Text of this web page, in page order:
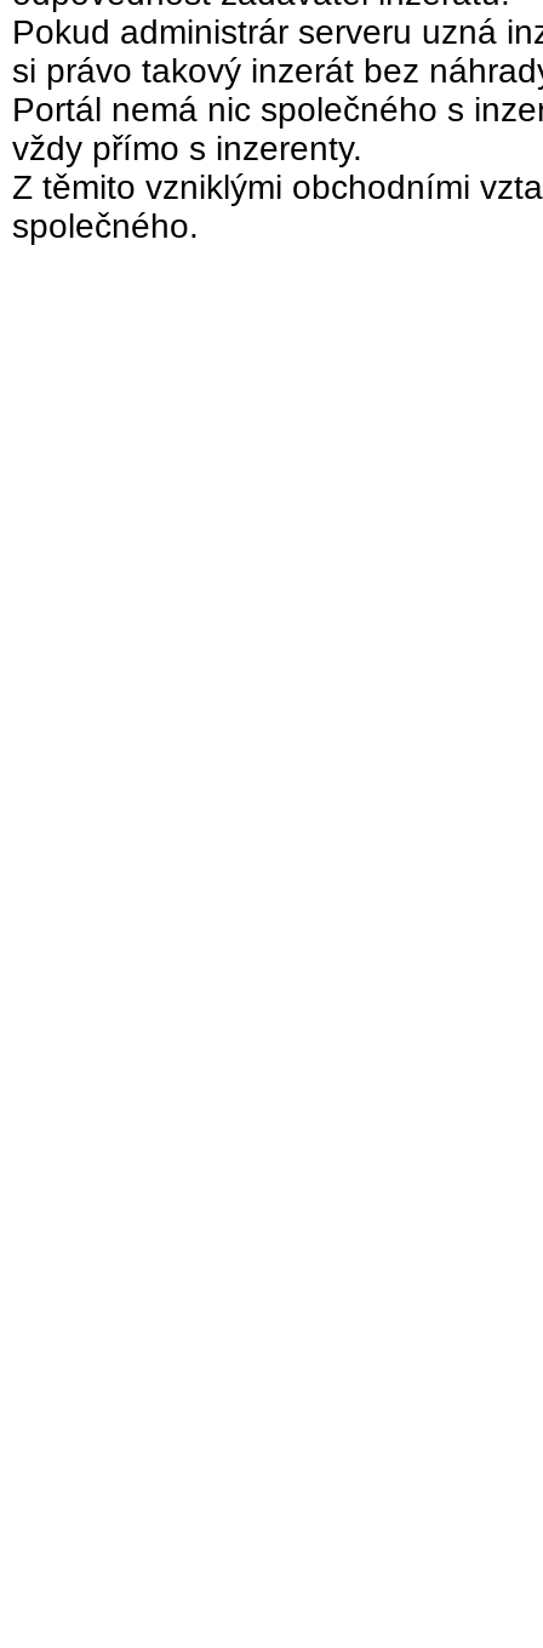
Pokud administrár serveru uzná
si právo takový inzerát bez
Portál nemá nic společného s
vždy přímo s inzerenty.
Z těmito vzniklými obchodními
společného.